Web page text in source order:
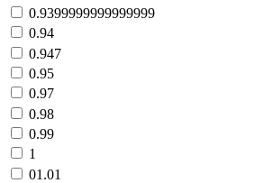
0.9399999999999999
0.94
0.947
0.95
0.97
0.98
0.99
1
01.01